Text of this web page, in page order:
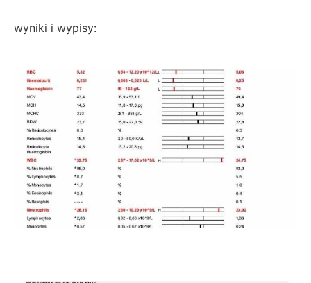
wyniki i wypisy: